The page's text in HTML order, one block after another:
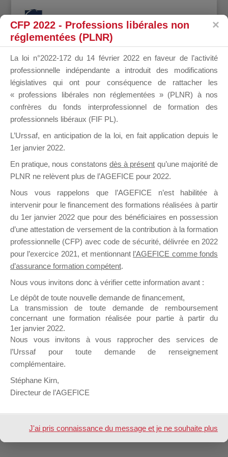
AFIS
FORMATION
il y a 4 ans
Profil Groupes 2 Forums
Inscription
Forum
Signature
AFIS FORMATION
Nom &
Prénom
CFP 2022 - Professions libérales non
réglementées (PLNR)
La loi n°2022-172 du 14 février 2022 en faveur de l’activité
professionnelle indépendante a introduit des modifications
législatives qui ont pour conséquence de rattacher les
« professions libérales non réglementées » (PLNR) à nos
confrères du fonds interprofessionnel de formation des
professionnels libéraux (FIF PL).
L’Urssaf, en anticipation de la loi, en fait application depuis le
1er janvier 2022.
En pratique, nous constatons dès à présent qu’une majorité de
PLNR ne relèvent plus de l’AGEFICE pour 2022.
Nous vous rappelons que l’AGEFICE n’est habilitée à
intervenir pour le financement des formations réalisées à partir
du 1er janvier 2022 que pour des bénéficiaires en possession
d’une attestation de versement de la contribution à la formation
professionnelle (CFP) avec code de sécurité, délivrée en 2022
pour l’exercice 2021, et mentionnant l’AGEFICE comme fonds
d’assurance formation compétent.
Nous vous invitons donc à vérifier cette information avant :
Le dépôt de toute nouvelle demande de financement,
La transmission de toute demande de remboursement
concernant une formation réalisée pour partie à partir du
1er janvier 2022.
Nous vous invitons à vous rapprocher des services de
l’Urssaf pour toute demande de renseignement
complémentaire.
Stéphane Kirn,
Directeur de l’AGEFICE
J'ai pris connaissance du message et je ne souhaite plus